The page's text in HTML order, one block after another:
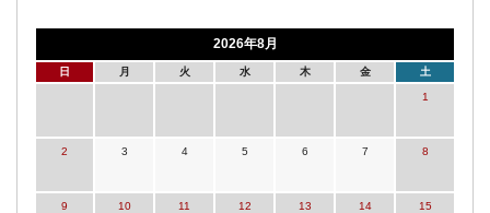
2026年8月
日 月 火 水 木 金 土
1
2 3 4 5 6 7 8
9 10 11 12 13 14 15